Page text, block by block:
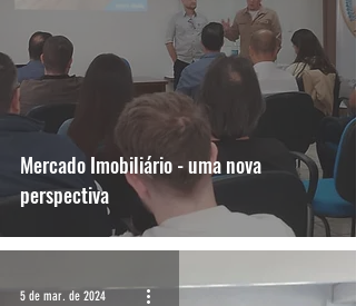
Mercado Imobiliário - uma nova
perspectiva
5 de mar. de 2024